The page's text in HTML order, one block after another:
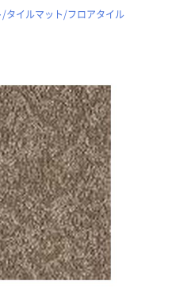
/タイルマット/フロアタイル